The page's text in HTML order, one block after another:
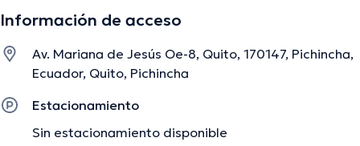
Información de acceso
Av. Mariana de Jesús Oe-8, Quito, 170147, Pichincha,
Ecuador, Quito, Pichincha
Estacionamiento
Sin estacionamiento disponible